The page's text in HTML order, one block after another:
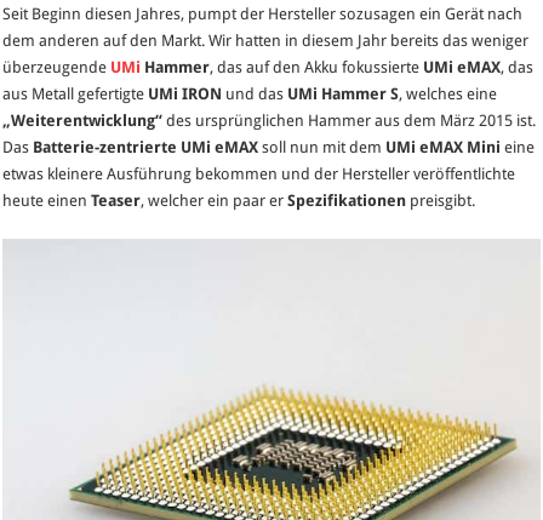
Mini
–
weiterer
Teaser
zum
eMAX
Mini
offenbart
erste
Seit Beginn diesen Jahres, pumpt der Hersteller sozusagen ein Gerät nach
dem anderen auf den Markt. Wir hatten in diesem Jahr bereits das weniger
überzeugende UMi Hammer, das auf den Akku fokussierte UMi eMAX, das
aus Metall gefertigte UMi IRON und das UMi Hammer S, welches eine
„Weiterentwicklung“ des ursprünglichen Hammer aus dem März 2015 ist.
Das Batterie-zentrierte UMi eMAX soll nun mit dem UMi eMAX Mini eine
etwas kleinere Ausführung bekommen und der Hersteller veröffentlichte
heute einenTeaser, welcher ein paar erSpezifikationen preisgibt.